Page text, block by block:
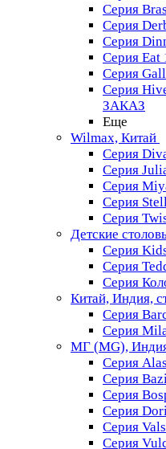
Серия
Серия
Серия
Серия Eat
Серия
Серия
ЗАКАЗ
Еще
Wilmax, Китай
Серия
Серия
Серия
Серия
Серия
Детские
Серия
Серия
Серия
Китай, Индия,
Серия
Серия
МГ (MG),
Серия
Серия
Серия
Серия
Серия
Серия